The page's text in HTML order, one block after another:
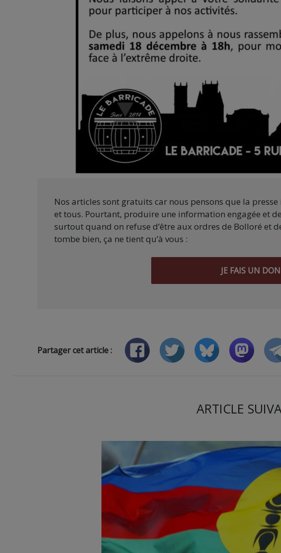
Nos articles sont gratuits car nous pensons que la
et tous. Pourtant, produire une information engagée et
surtout quand on refuse d’être aux ordres de Bolloré et
tombe bien, ça ne tient qu’à vous :
JE FAIS UN DON
Partager cet article :
ARTICLE